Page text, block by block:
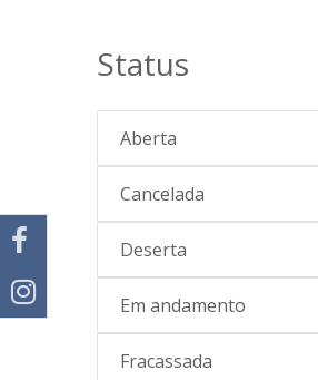
Status
Aberta
Cancelada
Deserta
Em andamento
Fracassada